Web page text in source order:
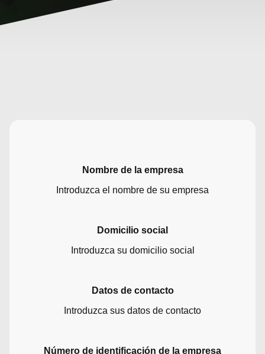
Nombre de la empresa
Introduzca el nombre de su empresa
Domicilio social
Introduzca su domicilio social
Datos de contacto
Introduzca sus datos de contacto
Número de identificación de la empresa